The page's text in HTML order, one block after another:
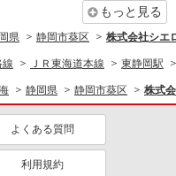
もっと見る
県 静岡市葵区 株式会社シエ
線 ＪＲ東海道本線 東静岡駅
静岡県 静岡市葵区 株式
よくある質問
利用規約